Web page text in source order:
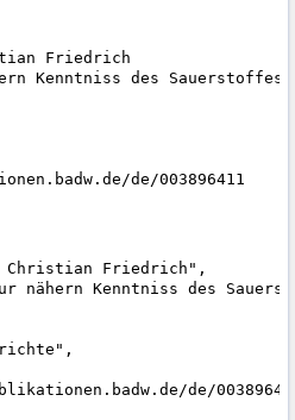
Friedrich
Kenntniss des Sauerstoffes
de/003896411
Christian Friedrich",
Kenntniss des
de/